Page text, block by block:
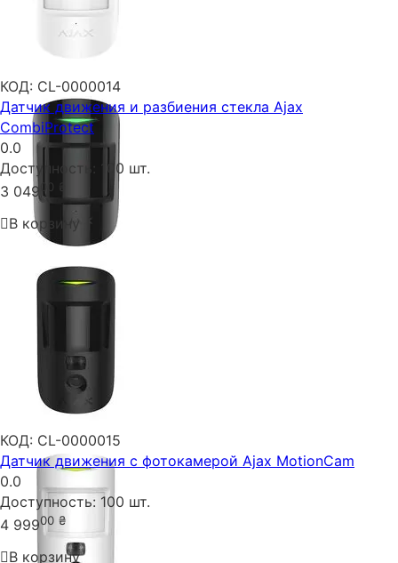
КОД: CL-0000014
Датчик движения и разбиения стекла Ajax
CombiProtect
0.0
Доступность: 100 шт.
3 049
00 ₴
В корзину
КОД: CL-0000015
Датчик движения с фотокамерой Ajax MotionCam
0.0
Доступность: 100 шт.
4 99900 ₴
В корзину